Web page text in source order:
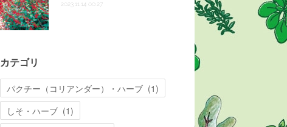
2023.11.14 00:27
カテゴリ
パクチー（コリアンダー）・ハーブ (1)
しそ・ハーブ (1)